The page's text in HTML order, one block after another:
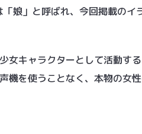
娘」と呼ばれ、今回掲載のイ
女キャラクターとして活動す
を使うことなく、本物の女